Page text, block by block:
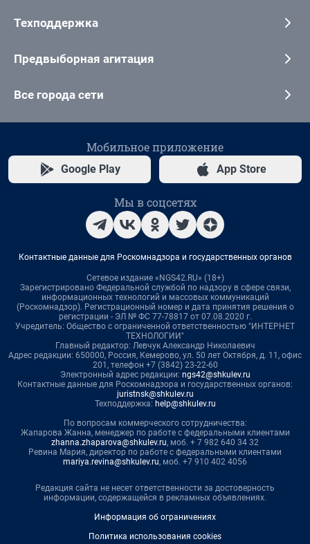
Техподдержка
Предвыборная агитация
Все города сети
Мобильное приложение
Google Play App Store
Мы в соцсетях
Контактные данные для Роскомнадзора и государственных органов
Сетевое издание «NGS42.RU» (18+)
Зарегистрировано Федеральной службой по надзору в сфере связи,
информационных технологий и массовых коммуникаций
(Роскомнадзор). Регистрационный номер и дата принятия решения о
регистрации - ЭЛ № ФС 77-78817 от 07.08.2020 г.
Учредитель: Общество с ограниченной ответственностью "ИНТЕРНЕТ
ТЕХНОЛОГИИ"
Главный редактор: Левчук Александр Николаевич
Адрес редакции: 650000, Россия, Кемерово, ул. 50 лет Октября, д. 11, офис
201, телефон +7 (3842) 23-22-60
Электронный адрес редакции: ngs42@shkulev.ru
Контактные данные для Роскомнадзора и государственных органов:
juristnsk@shkulev.ru
Техподдержка: help@shkulev.ru
По вопросам коммерческого сотрудничества:
Жапарова Жанна, менеджер по работе с федеральными клиентами
zhanna.zhaparova@shkulev.ru, моб. + 7 982 640 34 32
Ревина Мария, директор по работе с федеральными клиентами
mariya.revina@shkulev.ru, моб. +7 910 402 4056
Редакция сайта не несет ответственности за достоверность
информации, содержащейся в рекламных объявлениях.
Информация об ограничениях
Политика использования cookies